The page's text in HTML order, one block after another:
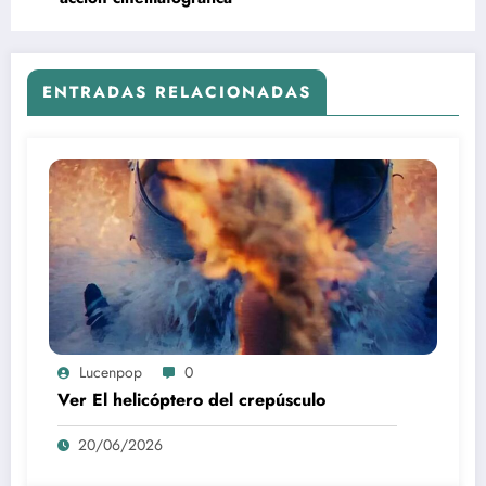
ENTRADAS RELACIONADAS
Lucenpop 0
Ver El helicóptero del crepúsculo
20/06/2026